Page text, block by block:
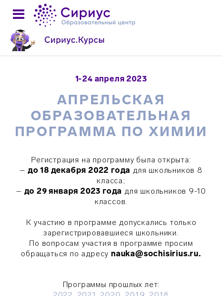
1-24 апреля 2023
АПРЕЛЬСКАЯ
ОБРАЗОВАТЕЛЬНАЯ
ПРОГРАММА ПО ХИМИИ
Регистрация на программу была открыта:
– до 18 декабря 2022 года для школьников 8
класса;
– до 29 января 2023 года для школьников 9-10
классов.
К участию в программе допускались только
зарегистрировавшиеся школьники.
По вопросам участия в программе просим
обращаться по адресу nauka@sochisirius.ru.
Программы прошлых лет: